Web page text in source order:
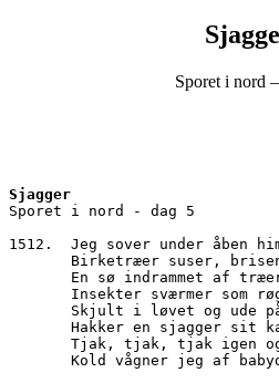
Sporet i nord
Sjagger
Sporet i nord - dag 5
1512.  Jeg sover under åben
Birketræer suser,
En sø indrammet af
Insekter sværmer som
Skjult i løvet og ude
Hakker en sjagger sit
Tjak, tjak, tjak igen
Kold vågner jeg af